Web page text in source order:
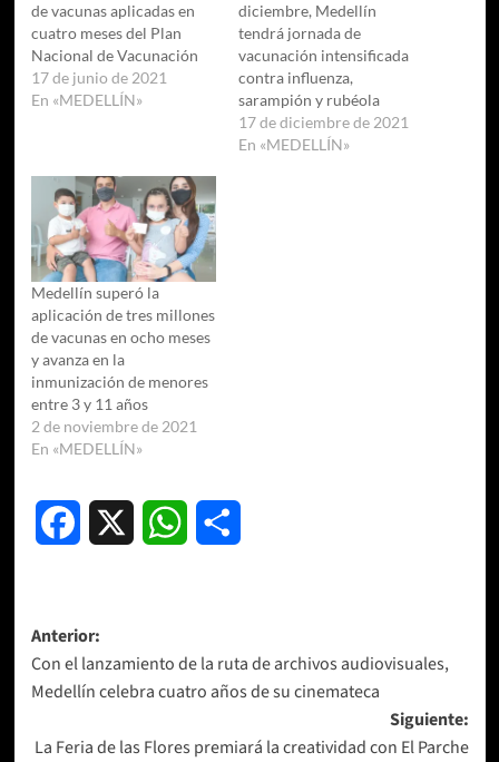
de vacunas aplicadas en
cuatro meses del Plan
Nacional de Vacunación
17 de junio de 2021
En «MEDELLÍN»
diciembre, Medellín
tendrá jornada de
vacunación intensificada
contra influenza,
sarampión y rubéola
17 de diciembre de 2021
En «MEDELLÍN»
Medellín superó la
aplicación de tres millones
de vacunas en ocho meses
y avanza en la
inmunización de menores
entre 3 y 11 años
2 de noviembre de 2021
En «MEDELLÍN»
Facebook WhatsApp
Navegación
de
entradas
Anterior:
Con el lanzamiento de la ruta de archivos audiovisuales,
Medellín celebra cuatro años de su cinemateca
Siguiente:
La Feria de las Flores premiará la creatividad con El Parche